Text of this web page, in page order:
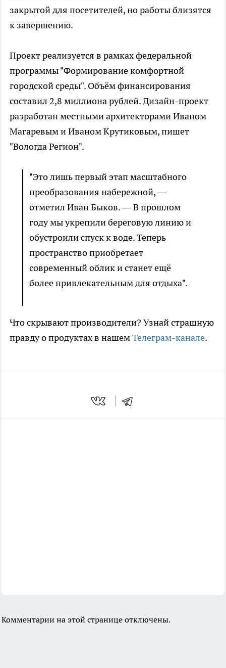
закрытой для посетителей, но работы близятся
к завершению.
Проект реализуется в рамках федеральной
программы "Формирование комфортной
городской среды". Объём финансирования
составил 2,8 миллиона рублей. Дизайн-проект
разработан местными архитекторами Иваном
Магаревым и Иваном Крутиковым, пишет
"Вологда Регион".
"Это лишь первый этап масштабного
преобразования набережной, —
отметил Иван Быков. — В прошлом
году мы укрепили береговую линию и
обустроили спуск к воде. Теперь
пространство приобретает
современный облик и станет ещё
более привлекательным для отдыха".
Что скрывают производители? Узнай страшную
правду о продуктах в нашемТелеграм-канале.
Комментарии на этой странице отключены.